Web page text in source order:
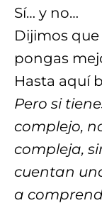
Sí… y no…
Dijimos
pongas
Hasta aquí
Pero si
complejo,
compleja,
cuentan
a